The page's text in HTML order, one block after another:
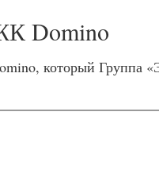
Domino
который Группа